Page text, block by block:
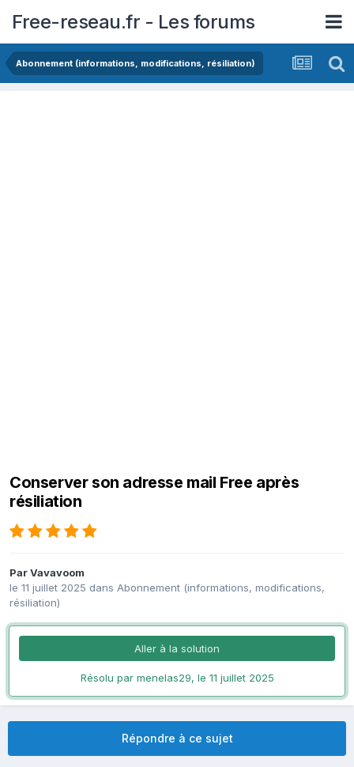
Free-reseau.fr - Les forums
Abonnement (informations, modifications, résiliation)
Conserver son adresse mail Free après
résiliation
ParVavavoom
le 11 juillet 2025 dans Abonnement (informations, modifications,
résiliation)
Aller à la solution
Résolu par menelas29, le 11 juillet 2025
Répondre à ce sujet